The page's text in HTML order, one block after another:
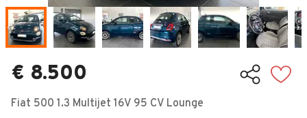
Veicoli Commerciali
Concessionari
€ 8.500
Fiat 500 1.3 Multijet 16V 95 CV Lounge